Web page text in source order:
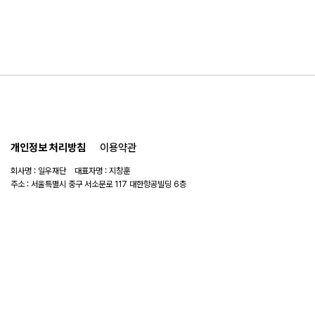
개인정보 처리방침 이용약관
회사명 : 일우재단 대표자명 : 지창훈
주소 : 서울특별시 중구 서소문로 117 대한항공빌딩 6층